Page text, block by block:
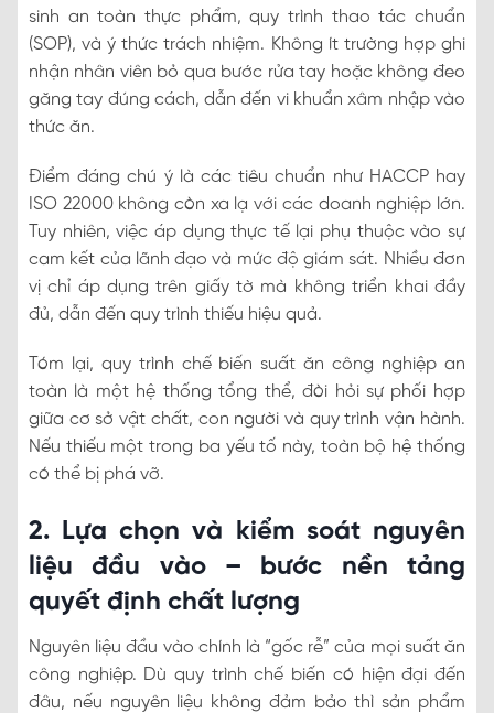
sinh an toàn thực phẩm, quy trình thao tác chuẩn
(SOP), và ý thức trách nhiệm. Không ít trường hợp ghi
nhận nhân viên bỏ qua bước rửa tay hoặc không đeo
găng tay đúng cách, dẫn đến vi khuẩn xâm nhập vào
thức ăn.
Điểm đáng chú ý là các tiêu chuẩn như HACCP hay
ISO 22000 không còn xa lạ với các doanh nghiệp lớn.
Tuy nhiên, việc áp dụng thực tế lại phụ thuộc vào sự
cam kết của lãnh đạo và mức độ giám sát. Nhiều đơn
vị chỉ áp dụng trên giấy tờ mà không triển khai đầy
đủ, dẫn đến quy trình thiếu hiệu quả.
Tóm lại, quy trình chế biến suất ăn công nghiệp an
toàn là một hệ thống tổng thể, đòi hỏi sự phối hợp
giữa cơ sở vật chất, con người và quy trình vận hành.
Nếu thiếu một trong ba yếu tố này, toàn bộ hệ thống
có thể bị phá vỡ.
2. Lựa chọn và kiểm soát nguyên
liệu đầu vào – bước nền tảng
quyết định chất lượng
Nguyên liệu đầu vào chính là “gốc rễ” của mọi suất ăn
công nghiệp. Dù quy trình chế biến có hiện đại đến
đâu, nếu nguyên liệu không đảm bảo thì sản phẩm